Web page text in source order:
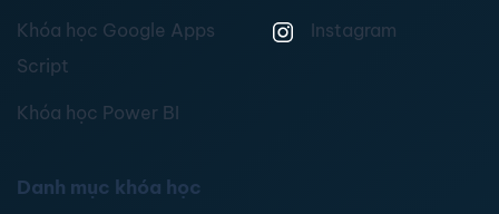
Khóa học Google Apps
Script
Khóa học Power BI
Instagram
Danh mục khóa học